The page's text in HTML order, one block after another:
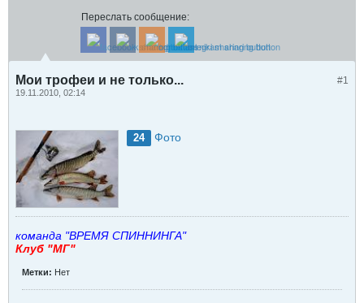
Переслать сообщение:
#1
Мои трофеи и не только...
19.11.2010, 02:14
24 Фото
команда "ВРЕМЯ СПИННИНГА"
Клуб "МГ"
Метки: Нет